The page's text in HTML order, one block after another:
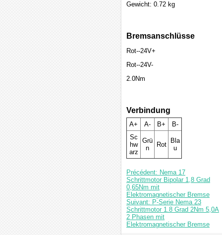
Gewicht: 0.72 kg
Bremsanschlüsse
Rot--24V+
Rot--24V-
2.0Nm
Verbindung
A+ A- B+
B-
Sc
hw
arz
Grü
n
Rot
Bla
u
Précédent: Nema 17
Schrittmotor Bipolar 1,8 Grad
0,65Nm mit
Elektromagnetischer Bremse
Suivant: P-Serie Nema 23
Schrittmotor 1.8 Grad 2Nm 5,0A
2 Phasen mit
Elektromagnetischer Bremse